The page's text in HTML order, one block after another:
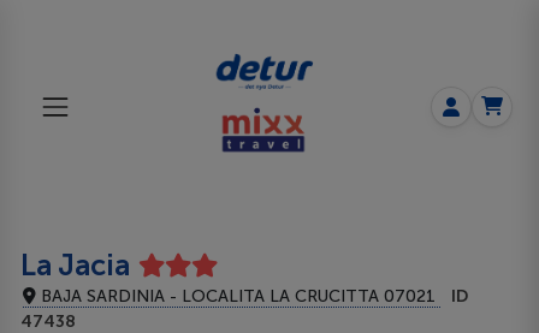
La Jacia
BAJA SARDINIA - LOCALITA LA CRUCITTA 07021
ID
47438